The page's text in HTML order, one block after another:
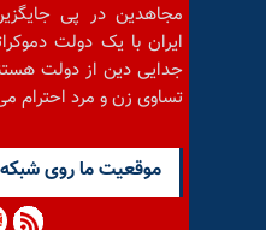
مجاهدین در پی
ایران با یک دولت
جدایی دین از دولت
تساوی زن و مرد احترام
موقعيت ما روى